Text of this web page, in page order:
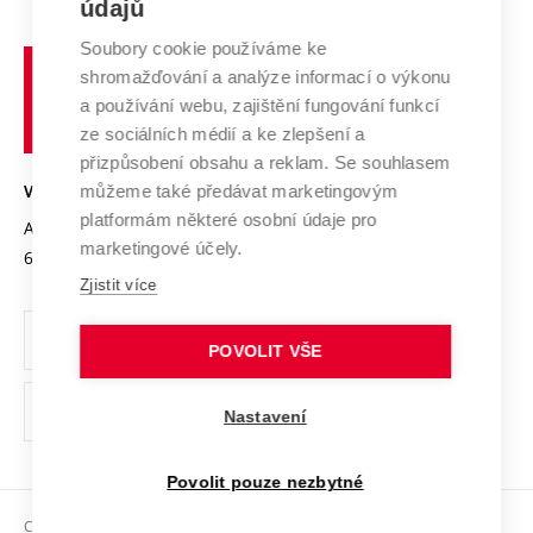
Systém zajišťování kvality výzkumu
Výzkumné infrastruktury
Transfer znalostí
Open Science
Projekty
Projekty ze strukturálních fondů
Specifický výzkum
Zahraniční spolupráce
Spolupráce se školami
Služby univerzity
Mezinárodní dohody
Univerzitní sítě
Profil univerzity
Udržitelná univerzita
Podnikavá univerzita / ContriBUTe
Bezpečná univerzita
Vyznamenání
Organizační struktura
Ochrana osobních údajů
odkaz)
Sociální bezpečí
učení
technické
VYSOKÉ UČENÍ TECHNICKÉ V BRNĚ
Antonínská 548/1
602 00 Brno
www.vut.cz
vut@vutbr.cz
Copyright © 2026 VUT
údajů
Soubory cookie používáme ke
shromažďování a analýze informací o výkonu
a používání webu, zajištění fungování funkcí
ze sociálních médií a ke zlepšení a
přizpůsobení obsahu a reklam. Se souhlasem
můžeme také předávat marketingovým
platformám některé osobní údaje pro
marketingové účely.
Zjistit více
POVOLIT VŠE
Nastavení
Povolit pouze nezbytné